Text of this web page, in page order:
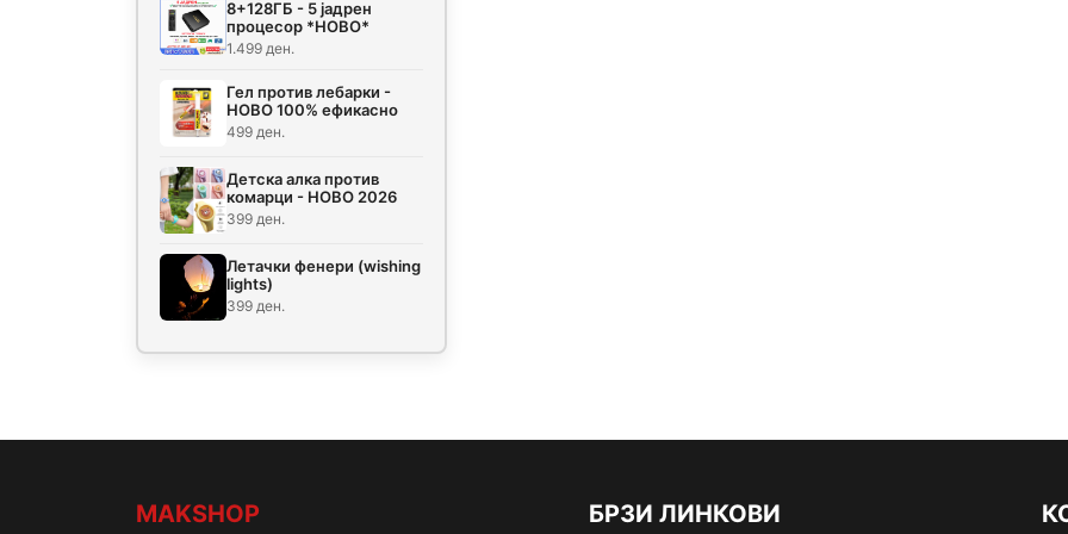
8+128ГБ - 5 јадрен
процесор *НОВО*
1.499 ден.
Гел против лебарки -
НОВО 100% ефикасно
499 ден.
Детска алка против
комарци - НОВО 2026
399 ден.
Летачки фенери (wishing
lights)
399 ден.
MAKSHOP БРЗИ ЛИНКОВИ